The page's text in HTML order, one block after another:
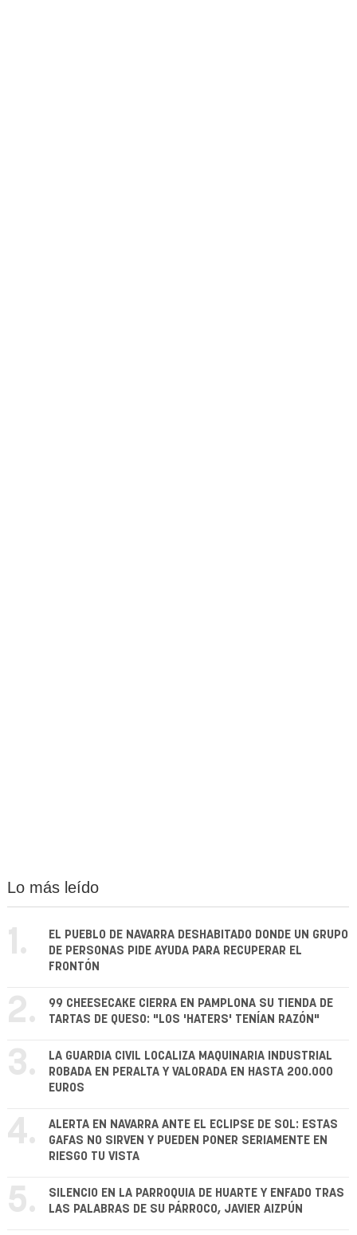
Lo más leído
1.
EL PUEBLO DE NAVARRA DESHABITADO DONDE UN GRUPO
DE PERSONAS PIDE AYUDA PARA RECUPERAR EL
FRONTÓN
2.
99 CHEESECAKE CIERRA EN PAMPLONA SU TIENDA DE
TARTAS DE QUESO: "LOS 'HATERS' TENÍAN RAZÓN"
3.
LA GUARDIA CIVIL LOCALIZA MAQUINARIA INDUSTRIAL
ROBADA EN PERALTA Y VALORADA EN HASTA 200.000
EUROS
4.
ALERTA EN NAVARRA ANTE EL ECLIPSE DE SOL: ESTAS
GAFAS NO SIRVEN Y PUEDEN PONER SERIAMENTE EN
RIESGO TU VISTA
5.
SILENCIO EN LA PARROQUIA DE HUARTE Y ENFADO TRAS
LAS PALABRAS DE SU PÁRROCO, JAVIER AIZPÚN